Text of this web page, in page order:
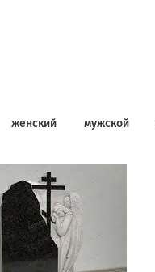
женский мужской